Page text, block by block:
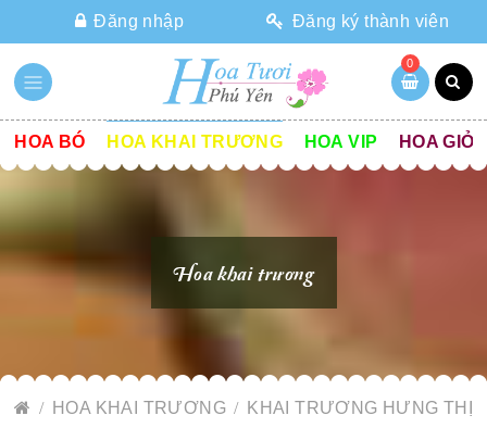
Đăng nhập Đăng ký thành viên
0
HOA BÓ HOA KHAI TRƯƠNG HOA VIP HOA GIỎ
Hoa khai trương
HOA KHAI TRƯƠNG KHAI TRƯƠNG HƯNG